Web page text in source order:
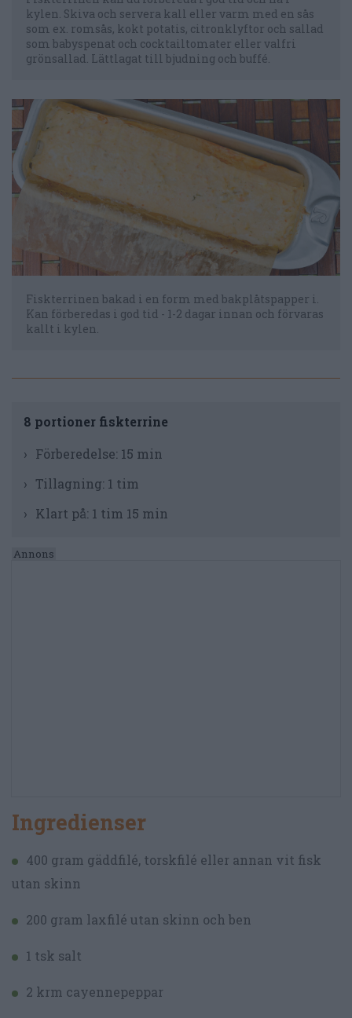
kylen. Skiva och servera kall eller varm med en sås
som ex. romsås, kokt potatis, citronklyftor och sallad
som babyspenat och cocktailtomater eller valfri
grönsallad. Lättlagat till bjudning och buffé.
Fiskterrinen bakad i en form med bakplåtspapper i.
Kan förberedas i god tid - 1-2 dagar innan och förvaras
kallt i kylen.
8 portioner fiskterrine
Förberedelse: 15 min
Tillagning: 1 tim
Klart på: 1 tim 15 min
Ingredienser
400 gram gäddfilé, torskfilé eller annan vit fisk
utan skinn
200 gram laxfilé utan skinn och ben
1 tsk salt
2 krm cayennepeppar